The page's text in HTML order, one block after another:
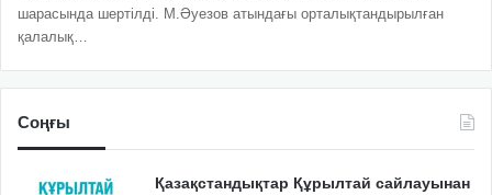
шарасында шер­тілді. М.Әуезов атындағы орта­лықтандырылған
қалалық…
Соңғы
Қазақстандықтар Құрылтай сайлауынан